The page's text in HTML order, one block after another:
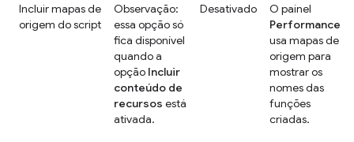
Incluir mapas de
origem do script
Observação:
essa opção só
fica disponível
quando a
opção Incluir
conteúdo de
recursos está
ativada.
Desativado
O painel
Performance
usa mapas de
origem para
mostrar os
nomes das
funções
criadas.